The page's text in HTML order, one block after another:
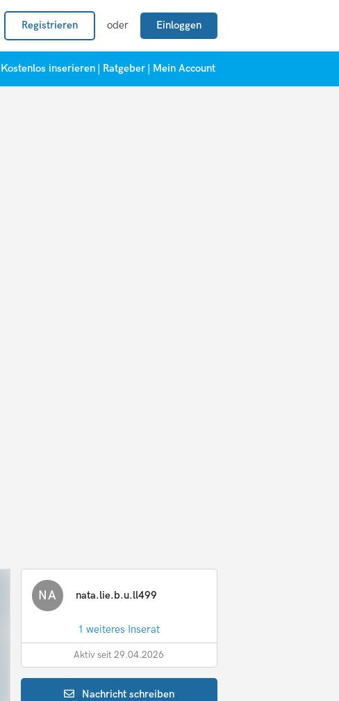
Registrieren oder Einloggen
Kostenlos inserieren Ratgeber Mein Account
NA nata.lie.b.u.ll499
1 weiteres Inserat
Aktiv seit 29.04.2026
Nachrichtschreiben